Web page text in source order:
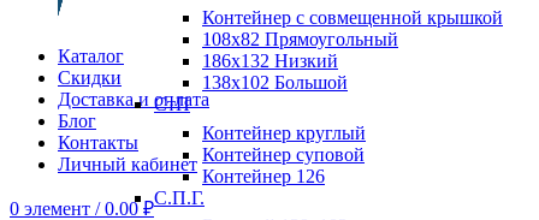
Каталог
Скидки
Доставка и оплата
Блог
Контакты
Личный кабинет
0 элемент / 0.00₽
Контейнер с совмещенной крышкой
108х82 Прямоугольный
186х132 Низкий
138х102 Большой
СтП
Контейнер круглый
Контейнер суповой
Контейнер 126
С.П.Г.